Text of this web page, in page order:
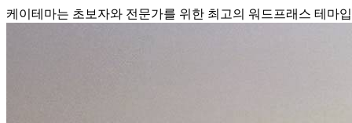
케이테마는 초보자와 전문가를 위한 최고의 워드프래스 테마